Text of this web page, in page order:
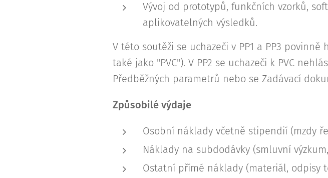
Vývoj od prototypů, funkčních vzorků,
aplikovatelných výsledků.
V této soutěži se uchazeči v PP1 a PP3
také jako "PVC"). V PP2 se uchazeči k PVC
Předběžných parametrů nebo se Zadávací
Způsobilé výdaje
Osobní náklady včetně stipendií (mzdy
Náklady na subdodávky (smluvní
Ostatní přímé náklady (materiál, odpisy